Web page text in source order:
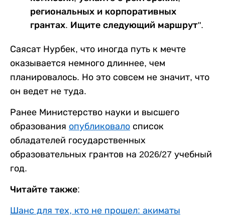
региональных и корпоративных
грантах. Ищите следующий маршрут".
Саясат Нурбек, что иногда путь к мечте
оказывается немного длиннее, чем
планировалось. Но это совсем не значит, что
он ведет не туда.
Ранее Министерство науки и высшего
образования опубликовало список
обладателей государственных
образовательных грантов на 2026/27 учебный
год.
Читайте также:
Шанс для тех, кто не прошел: акиматы